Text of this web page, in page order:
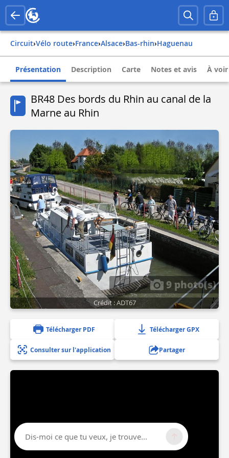
Circuit› Vélo route› france› alsace› bas-rhin› haguenau
Présentation Description Carte Notes et avis À
BR48 Des bords du Rhin au canal de la
Marne au Rhin
9 photo(s)
Crédit : ADT67
Télécharger PDF Télécharger GPX
Consulter sur l'application Partager
Dis-moi ce que tu veux, je trouve...